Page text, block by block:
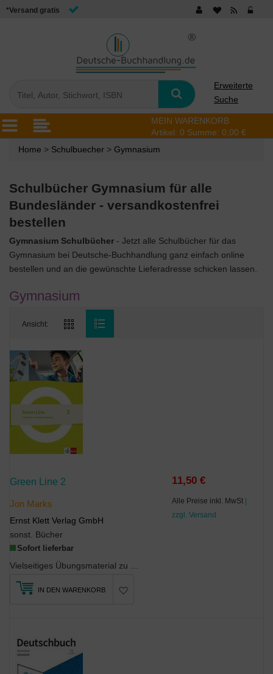
*Versand gratis
Erweiterte
Suche
MEIN WARENKORB
Artikel: 0 Summe: 0,00 €
Home > Schulbuecher > Gymnasium
Schulbücher Gymnasium für alle
Bundesländer - versandkostenfrei
bestellen
Gymnasium Schulbücher - Jetzt alle Schulbücher für das
Gymnasium bei Deutsche-Buchhandlung ganz einfach online
bestellen und an die gewünschte Lieferadresse schicken lassen.
Gymnasium
Ansicht:
Green Line 2
Jon Marks
Ernst Klett Verlag GmbH
sonst. Bücher
Sofort lieferbar
11,50 €
Alle Preise inkl. MwSt |
zzgl. Versand
IN DEN WARENKORB